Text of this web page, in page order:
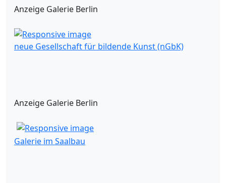
Anzeige Galerie Berlin
neue Gesellschaft für bildende Kunst (nGbK)
Anzeige Galerie Berlin
Galerie im Saalbau